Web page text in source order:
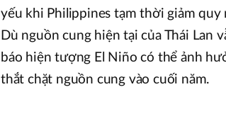
yếu khi Philippines tạm thời giảm quy
Dù nguồn cung hiện tại của Thái Lan
báo hiện tượng El Niño có thể ảnh
thắt chặt nguồn cung vào cuối năm.